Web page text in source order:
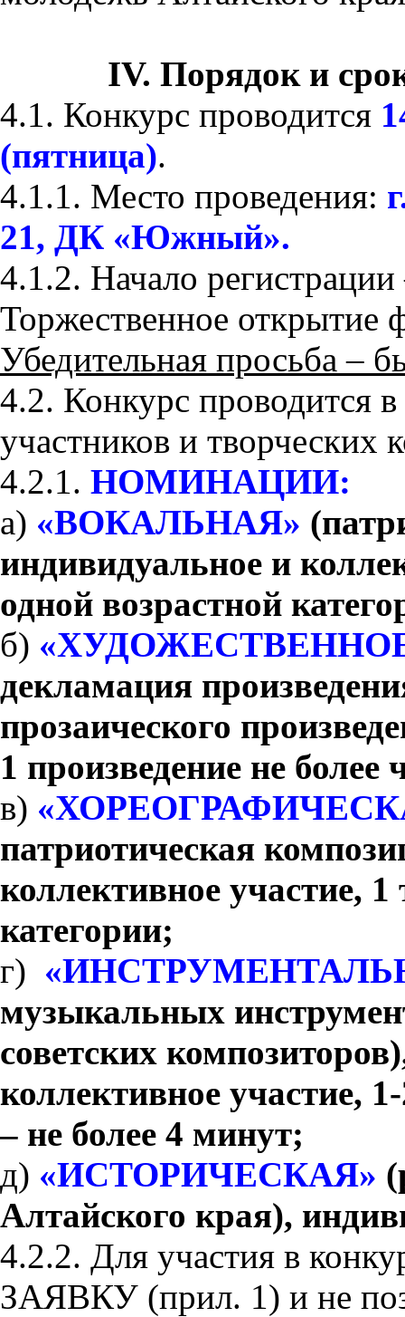
IV. Порядок и
4.1. Конкурс проводится
(пятница).
4.1.1. Место проведения:
21, ДК «Южный».
4.1.2. Начало
Торжественное открытие
Убедительная просьба –
4.2. Конкурс проводится
участников и творческих
4.2.1. НОМИНАЦИИ:
а) «ВОКАЛЬНАЯ»
индивидуальное и
одной возрастной
б)
декламация
прозаического
1 произведение не
в)
патриотическая
коллективное участие,
категории;
г)
музыкальных
советских
коллективное участие,
– не более 4 минут;
д) «ИСТОРИЧЕСКАЯ»
Алтайского края),
4.2.2. Для участия в
ЗАЯВКУ (прил. 1) и не